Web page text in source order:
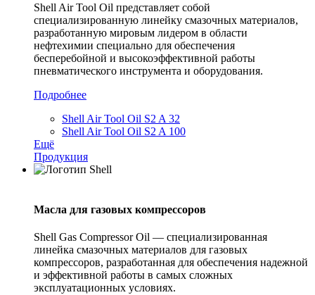
Shell Air Tool Oil представляет собой
специализированную линейку смазочных материалов,
разработанную мировым лидером в области
нефтехимии специально для обеспечения
бесперебойной и высокоэффективной работы
пневматического инструмента и оборудования.
Подробнее
Shell Air Tool Oil S2 A 32
Shell Air Tool Oil S2 A 100
Ещё
Продукция
Масла для газовых компрессоров
Shell Gas Compressor Oil — специализированная
линейка смазочных материалов для газовых
компрессоров, разработанная для обеспечения надежной
и эффективной работы в самых сложных
эксплуатационных условиях.